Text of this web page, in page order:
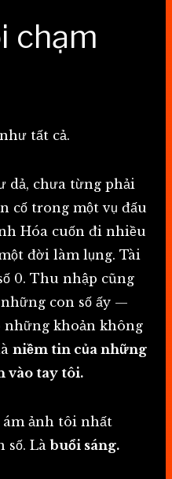
chạm
tất cả.
dả, chưa từng phải
cố trong một vụ đấu
Hóa cuốn đi nhiều
đời làm lụng. Tài
0. Thu nhập cũng
con số ấy —
những khoản không
niềm tin của những
vào tay tôi.
ám ảnh tôi nhất
số. Làbuổi sáng.